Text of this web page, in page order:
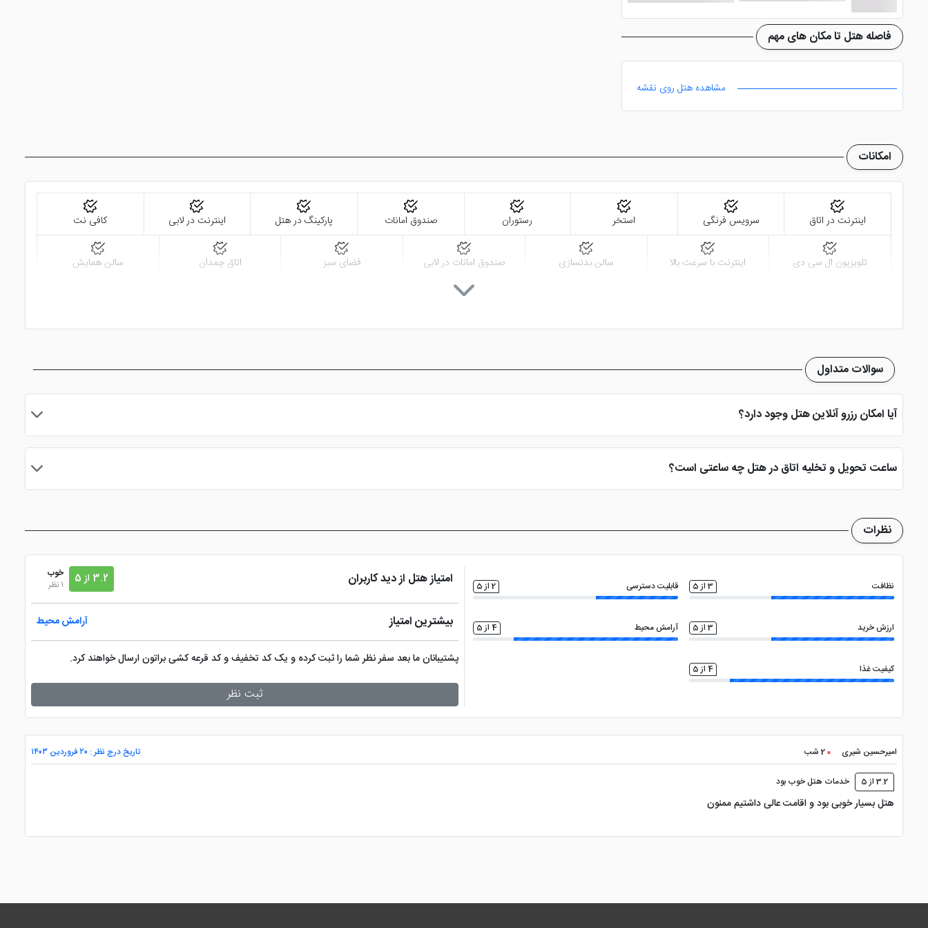
فاصله هتل تا مکان های مهم
مشاهده هتل روی نقشه
امکانات
اینترنت در اتاق سرویس فرنگی استخر رستوران صندوق امانات پارکینگ در هتل اینترنت در لابی کافی نت
تلویزیون ال سی دی اینترنت با سرعت بالا سالن بدنسازی صندوق امانات در لابی فضای سبز اتاق چمدان سالن همایش
سوالات متداول
آیا امکان رزرو آنلاین هتل وجود دارد؟
بله، با انتخاب تاریخ ورود و خروج، نوع اتاق و تعداد نفرات می توانید پس از پرداخت در درگاه بانکی، رزرو آنلاین خود را نهایی و واچر هتل را دریافت نمایید.
ساعت تحویل و تخلیه اتاق در هتل چه ساعتی است؟
ساعت تحویل اتاق ساعت 2 بعد از ظهر و ساعت تخلیه اتاق 12 ظهر می باشد
نظرات
نظافت 3 از 5 قابلیت دسترسی 2 از 5
ارزش خرید 3 از 5 آرامش محیط 4 از 5
کیفیت غذا 4 از 5
امتیاز هتل از دید کاربران 3.2 از 5
خوب
1 نظر
بیشترین امتیاز آرامش محیط
پشتیبانان ما بعد سفر نظر شما را ثبت کرده و یک کد تخفیف و کد قرعه کشی براتون ارسال خواهند کرد.
ثبت نظر
امیرحسین شیری 2 شب تاریخ درج نظر : ۲۰ فروردین ۱۴۰۳
3.2 از 5 خدمات هتل خوب بود
هتل بسیار خوبی بود و اقامت عالی داشتیم ممنون